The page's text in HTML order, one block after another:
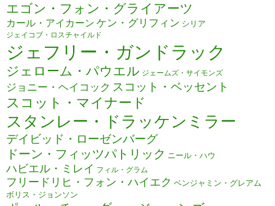
エゴン・フォン・グライアーツ
カール・アイカーン ケン・グリフィン シリア
ジェイコブ・ロスチャイルド
ジェフリー・ガンドラック
ジェローム・パウエル ジェームズ・サイモンズ
ジョニー・ヘイコック スコット・ベッセント
スコット・マイナード
スタンレー・ドラッケンミラー
デイビッド・ローゼンバーグ
ドーン・フィッツパトリック ニール・ハウ
ハビエル・ミレイ フィル・グラム
フリードリヒ・フォン・ハイエク ベンジャミン・グレアム
ボリス・ジョンソン